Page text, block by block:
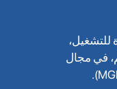
في مجال